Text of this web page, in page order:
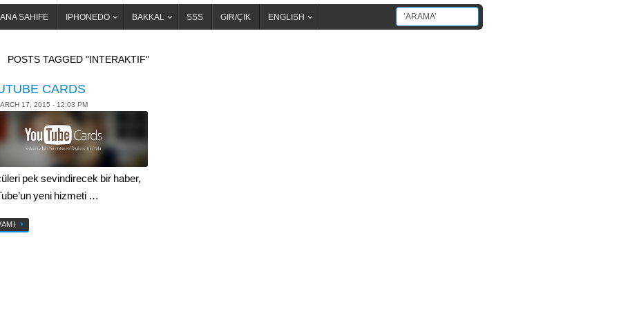
ANA SAHIFE IPHONEDO BAKKAL SSS GIR/ÇIK ENGLISH
POSTS TAGGED "INTERAKTIF"
CARDS
17, 2015 - 12:03 PM
pek sevindirecek bir haber,
yeni hizmeti …